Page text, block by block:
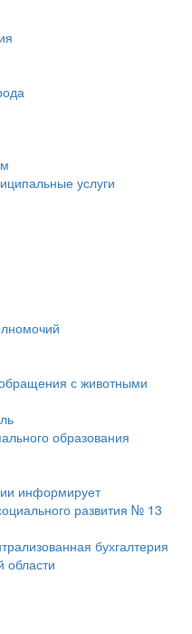
услуги
с животными
образования
информирует
развития № 13
бухгалтерия
области